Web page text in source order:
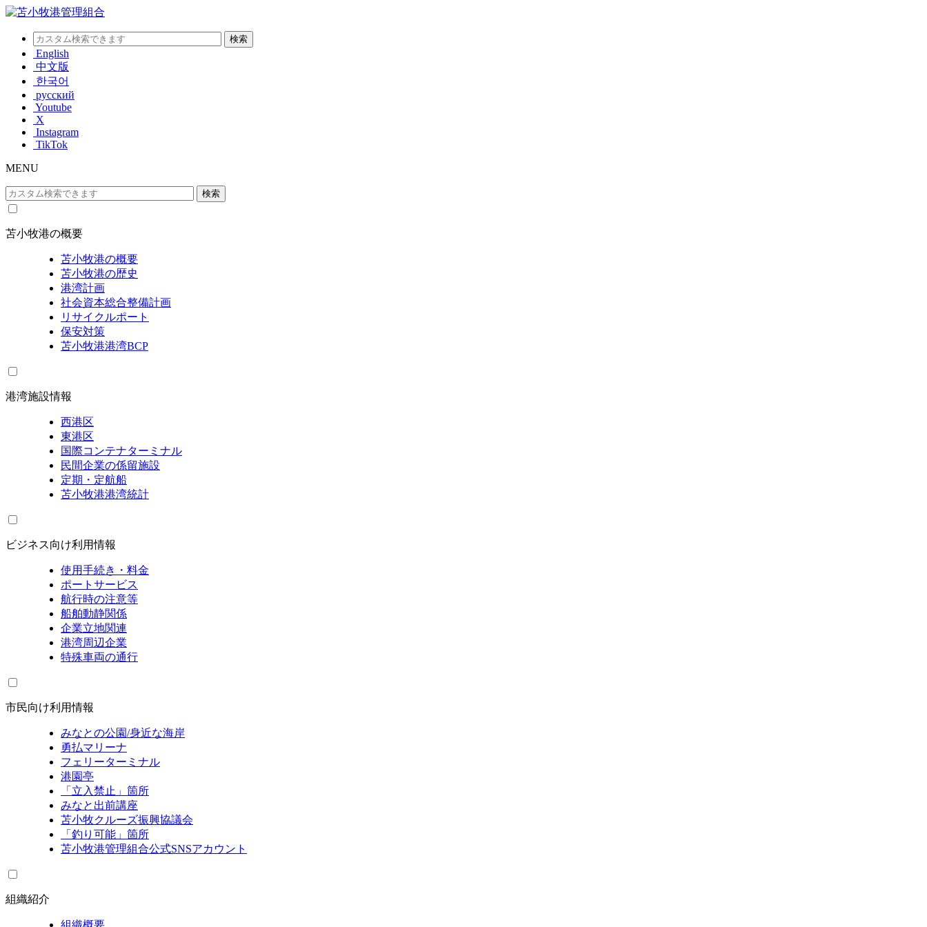
English
中文版
한국어
русский
Youtube
X
Instagram
TikTok
MENU
苫小牧港の概要
苫小牧港の概要
苫小牧港の歴史
港湾計画
社会資本総合整備計画
リサイクルポート
保安対策
苫小牧港港湾BCP
港湾施設情報
西港区
東港区
国際コンテナターミナル
民間企業の係留施設
定期・定航船
苫小牧港港湾統計
ビジネス向け利用情報
使用手続き・料金
ポートサービス
航行時の注意等
船舶動静関係
企業立地関連
港湾周辺企業
特殊車両の通行
市民向け利用情報
みなとの公園/身近な海岸
勇払マリーナ
フェリーターミナル
港園亭
「立入禁止」箇所
みなと出前講座
苫小牧クルーズ振興協議会
「釣り可能」箇所
苫小牧港管理組合公式SNSアカウント
組織紹介
組織概要